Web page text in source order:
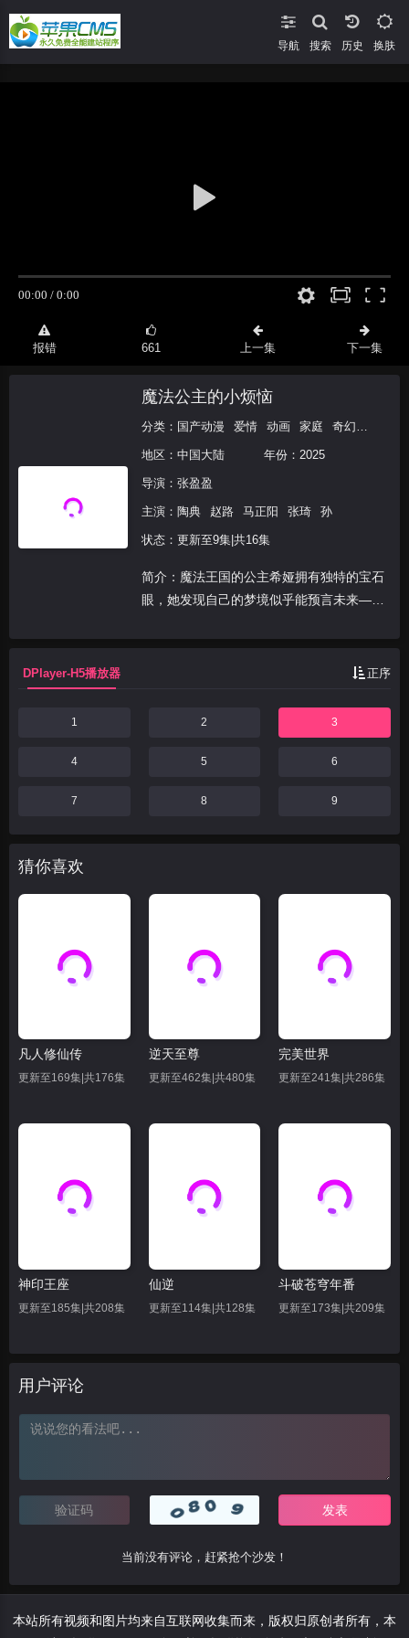
导航 搜索 换肤
报错 661 上一集 下一集
魔法公主的小烦恼
分类： 国产动漫 爱情 动画 家庭 奇幻 国产动
地区： 中国大陆 年份： 2025
导演： 张盈盈
主演： 陶典 赵路 马正阳 张琦 孙
状态：更新至9集|共16集
简介：魔法王国的公主希娅拥有独特的宝石
眼，她发现自己的梦境似乎能预言未来——
谋，父亲险些因黑魔法丧命，自己也被放逐
远方。随着希娅长大，命运中的人物相继出
DPlayer-H5播放器 正序
1 2 3
4 5 6
7 8 9
猜你喜欢
凡人修仙传
更新至169集|共176集
逆天至尊
更新至462集|共480集
完美世界
更新至241集|共286集
神印王座
更新至185集|共208集
仙逆
更新至114集|共128集
斗破苍穹年番
更新至173集|共209集
用户评论
当前没有评论，赶紧抢个沙发！
本站所有视频和图片均来自互联网收集而来，版权归原创者所有，本